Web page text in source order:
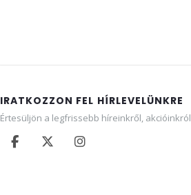
IRATKOZZON FEL HÍRLEVELÜNKRE
Értesüljön a legfrissebb híreinkről, akcióinkról